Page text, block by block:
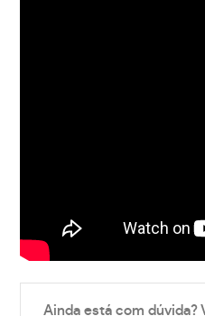
Ainda está com dúvida?